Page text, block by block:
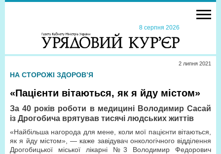
8 серпня 2026
2 липня 2021
НА СТОРОЖІ ЗДОРОВ’Я
«Пацієнти вітаються, як я йду містом»
За 40 років роботи в медицині Володимир Сасай
із Дрогобича врятував тисячі людських життів
«Найбільша нагорода для мене, коли мої пацієнти вітаються,
як я йду містом», — каже завідувач онкологічного відділення
Дрогобицької міської лікарні №3 Володимир Федорович